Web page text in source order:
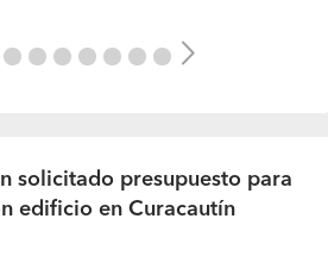
Next
solicitado presupuesto para
edificio en Curacautín